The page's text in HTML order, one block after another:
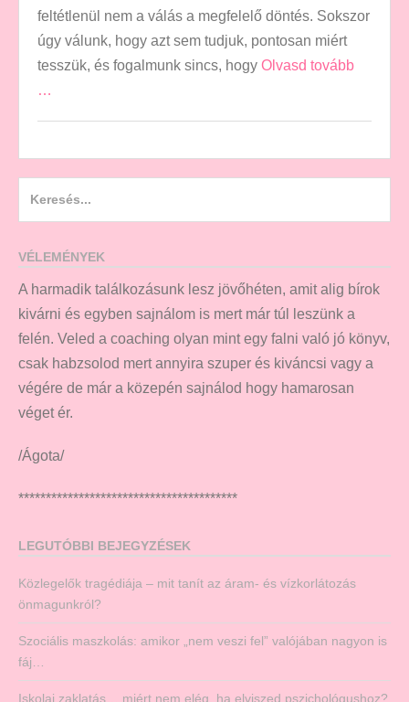
feltétlenül nem a válás a megfelelő döntés. Sokszor
úgy válunk, hogy azt sem tudjuk, pontosan miért
tesszük, és fogalmunk sincs, hogy Olvasd tovább
…
VÉLEMÉNYEK
A harmadik találkozásunk lesz jövőhéten, amit alig bírok
kivárni és egyben sajnálom is mert már túl leszünk a
felén. Veled a coaching olyan mint egy falni való jó könyv,
csak habzsolod mert annyira szuper és kiváncsi vagy a
végére de már a közepén sajnálod hogy hamarosan
véget ér.
/Ágota/
****************************************
LEGUTÓBBI BEJEGYZÉSEK
Közlegelők tragédiája – mit tanít az áram- és vízkorlátozás
önmagunkról?
Szociális maszkolás: amikor „nem veszi fel” valójában nagyon is
fáj…
Iskolai zaklatás… miért nem elég, ha elviszed pszichológushoz?